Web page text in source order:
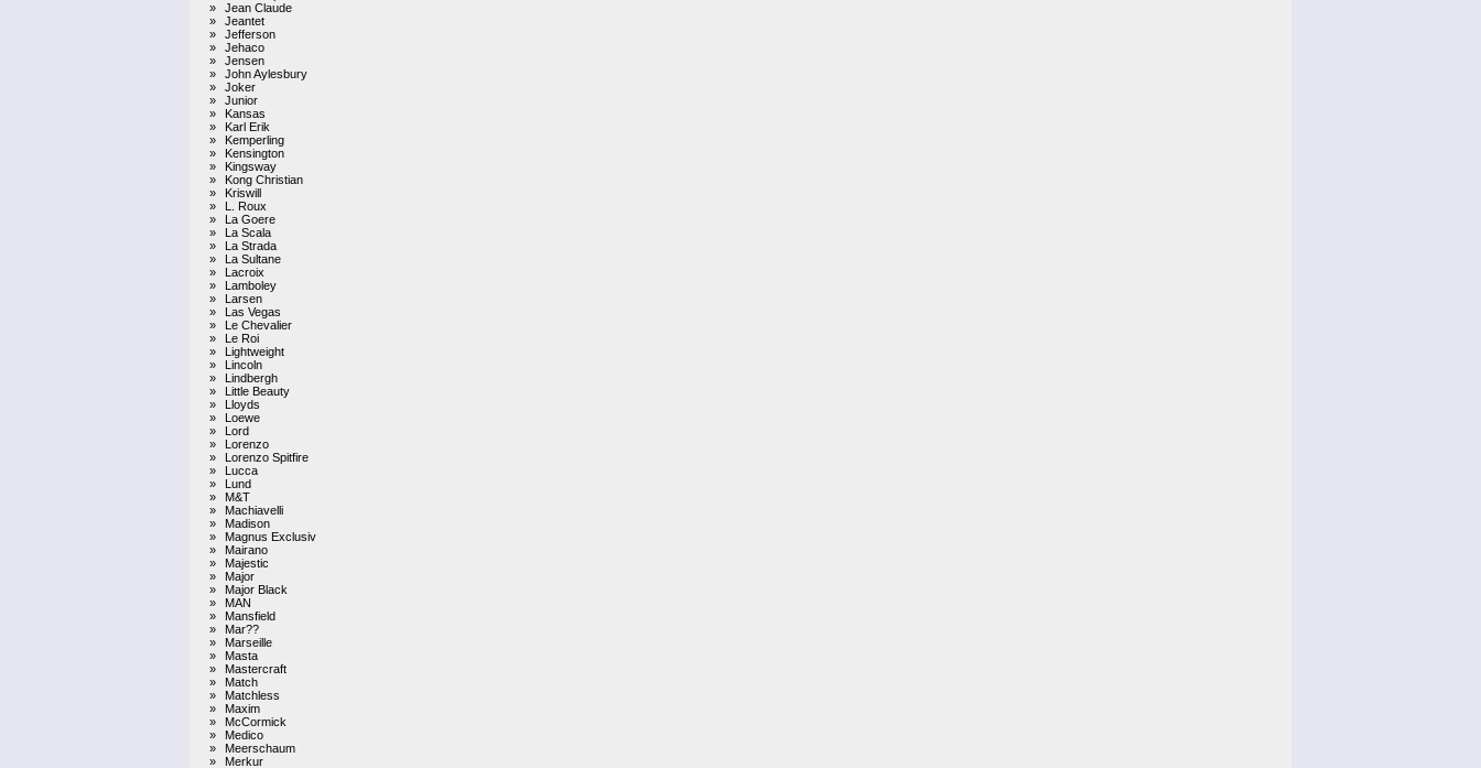
»
Jean Claude
»
Jeantet
»
Jefferson
»
Jehaco
»
Jensen
»
John Aylesbury
»
Joker
»
Junior
»
Kansas
»
Karl Erik
»
Kemperling
»
Kensington
»
Kingsway
»
Kong Christian
»
Kriswill
»
L. Roux
»
La Goere
»
La Scala
»
La Strada
»
La Sultane
»
Lacroix
»
Lamboley
»
Larsen
»
Las Vegas
»
Le Chevalier
»
Le Roi
»
Lightweight
»
Lincoln
»
Lindbergh
»
Little Beauty
»
Lloyds
»
Loewe
»
Lord
»
Lorenzo
»
Lorenzo Spitfire
»
Lucca
»
Lund
»
M&T
»
Machiavelli
»
Madison
»
Magnus Exclusiv
»
Mairano
»
Majestic
»
Major
»
Major Black
»
MAN
»
Mansfield
»
Mar??
»
Marseille
»
Masta
»
Mastercraft
»
Match
»
Matchless
»
Maxim
»
McCormick
»
Medico
»
Meerschaum
»
Merkur